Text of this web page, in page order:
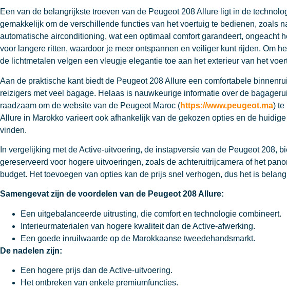
Een van de belangrijkste troeven van de Peugeot 208 Allure ligt in de
gemakkelijk om de verschillende functies van het voertuig te bedienen, zoals
automatische airconditioning, wat een optimaal comfort garandeert,
voor langere ritten, waardoor je meer ontspannen en veiliger kunt rijden. Om
de lichtmetalen velgen een vleugje elegantie toe aan het exterieur van het
Aan de praktische kant biedt de Peugeot 208 Allure een comfortabele
reizigers met veel bagage. Helaas is nauwkeurige informatie over de
raadzaam om de website van de Peugeot Maroc (https://www.peugeot.ma) te
Allure in Marokko varieert ook afhankelijk van de gekozen opties en de
vinden.
In vergelijking met de Active-uitvoering, de instapversie van de Peugeot 208,
gereserveerd voor hogere uitvoeringen, zoals de achteruitrijcamera of het
budget. Het toevoegen van opties kan de prijs snel verhogen, dus het is
Samengevat zijn de voordelen van de Peugeot 208 Allure:
Een uitgebalanceerde uitrusting, die comfort en technologie combineert.
Interieurmaterialen van hogere kwaliteit dan de Active-afwerking.
Een goede inruilwaarde op de Marokkaanse tweedehandsmarkt.
De nadelen zijn:
Een hogere prijs dan de Active-uitvoering.
Het ontbreken van enkele premiumfuncties.